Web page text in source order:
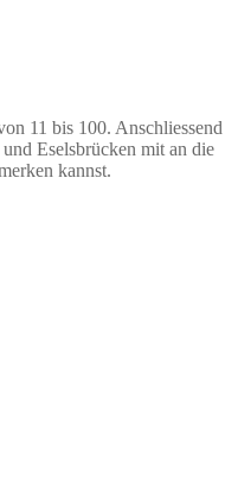
11 bis 100. Anschliessend
Eselsbrücken mit an die
kannst.